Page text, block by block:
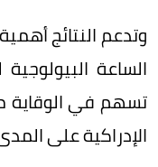
وتدعم النتائج
الساعة
تسهم في الوقاية
الإدراكية على